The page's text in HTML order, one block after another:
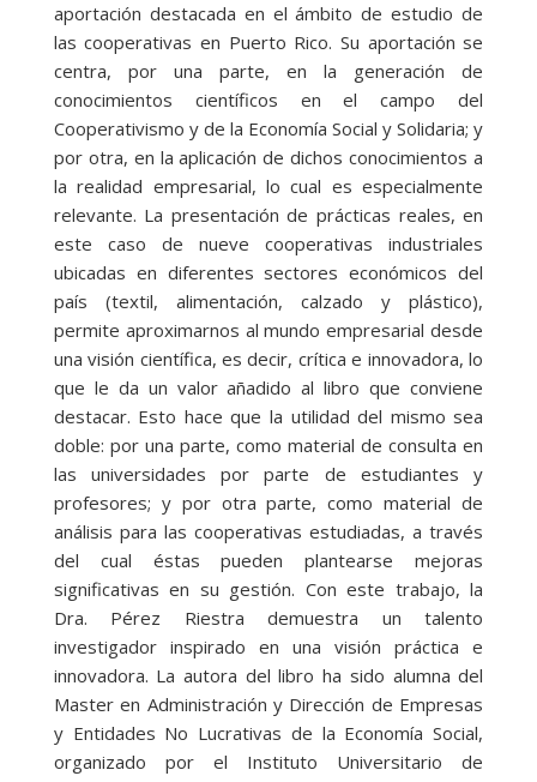
aportación destacada en el ámbito de estudio de
las cooperativas en Puerto Rico. Su aportación se
centra, por una parte, en la generación de
conocimientos científicos en el campo del
Cooperativismo y de la Economía Social y Solidaria; y
por otra, en la aplicación de dichos conocimientos a
la realidad empresarial, lo cual es especialmente
relevante. La presentación de prácticas reales, en
este caso de nueve cooperativas industriales
ubicadas en diferentes sectores económicos del
país (textil, alimentación, calzado y plástico),
permite aproximarnos al mundo empresarial desde
una visión científica, es decir, crítica e innovadora, lo
que le da un valor añadido al libro que conviene
destacar. Esto hace que la utilidad del mismo sea
doble: por una parte, como material de consulta en
las universidades por parte de estudiantes y
profesores; y por otra parte, como material de
análisis para las cooperativas estudiadas, a través
del cual éstas pueden plantearse mejoras
significativas en su gestión. Con este trabajo, la
Dra. Pérez Riestra demuestra un talento
investigador inspirado en una visión práctica e
innovadora. La autora del libro ha sido alumna del
Master en Administración y Dirección de Empresas
y Entidades No Lucrativas de la Economía Social,
organizado por el Instituto Universitario de